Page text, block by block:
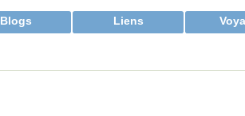
Blogs Liens